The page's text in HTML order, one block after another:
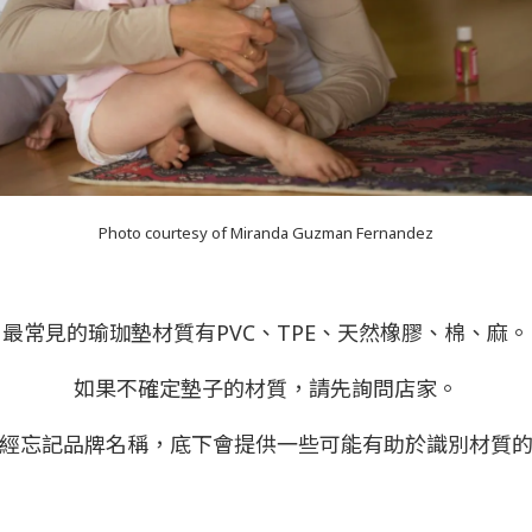
Photo courtesy of Miranda Guzman Fernandez
最常見的瑜珈墊材質有PVC、TPE、天然橡膠、棉、麻。
如果不確定墊子的材質，請先詢問店家。
忘記品牌名稱，底下會提供一些可能有助於識別材質